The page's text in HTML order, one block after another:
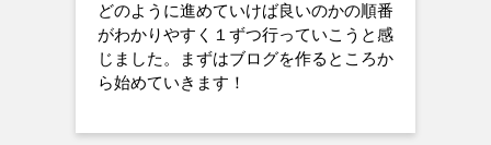
どのように進めていけば良いのかの順番
がわかりやすく１ずつ行っていこうと感
じました。まずはブログを作るところか
ら始めていきます！